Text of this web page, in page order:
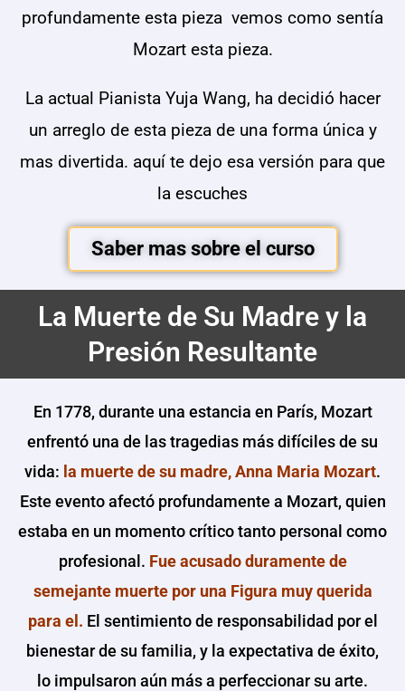
profundamente esta pieza vemos como sentía
Mozart esta pieza.
La actual Pianista Yuja Wang, ha decidió hacer
un arreglo de esta pieza de una forma única y
mas divertida. aquí te dejo esa versión para que
la escuches
Saber mas sobre el curso
La Muerte de Su Madre y la
Presión Resultante
En 1778, durante una estancia en París, Mozart
enfrentó una de las tragedias más difíciles de su
vida: la muerte de su madre, Anna Maria Mozart.
Este evento afectó profundamente a Mozart, quien
estaba en un momento crítico tanto personal como
profesional. Fue acusado duramente de
semejante muerte por una Figura muy querida
para el. El sentimiento de responsabilidad por el
bienestar de su familia, y la expectativa de éxito,
lo impulsaron aún más a perfeccionar su arte.